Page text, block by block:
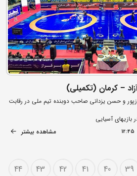
– کرمان (تکمیلی)
و حسن یزدانی صاحب دوبنده تیم ملی در رقابت
بازیهای آسیایی
12:45 مشاهده بیشتر
39
40
41
42
43
44